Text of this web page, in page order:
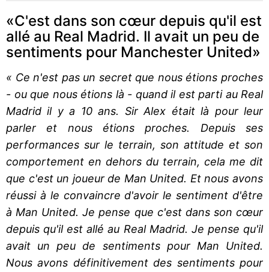
«C'est dans son cœur depuis qu'il est
allé au Real Madrid. Il avait un peu de
sentiments pour Manchester United»
« Ce n'est pas un secret que nous étions proches
- ou que nous étions là - quand il est parti au Real
Madrid il y a 10 ans. Sir Alex était là pour leur
parler et nous étions proches. Depuis ses
performances sur le terrain, son attitude et son
comportement en dehors du terrain, cela me dit
que c'est un joueur de Man United. Et nous avons
réussi à le convaincre d'avoir le sentiment d'être
à Man United. Je pense que c'est dans son cœur
depuis qu'il est allé au Real Madrid. Je pense qu'il
avait un peu de sentiments pour Man United.
Nous avons définitivement des sentiments pour